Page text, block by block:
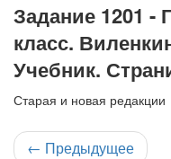
Задание 1201 -
класс.
Учебник.
Старая и новая редакции
← Предыдущее